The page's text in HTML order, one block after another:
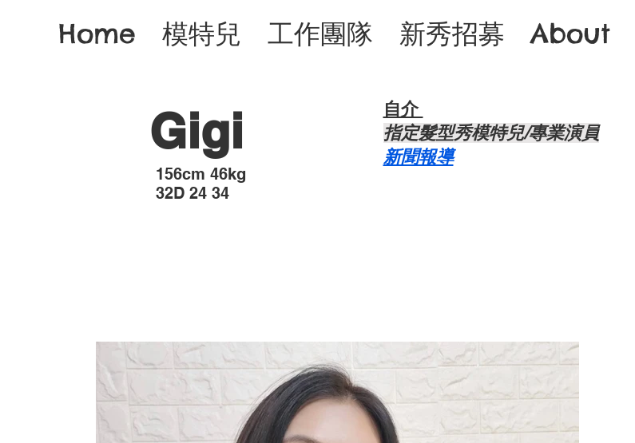
Home 模特兒 工作團隊 新秀招募 About
Gigi
​156cm 46kg
32D 24 34
自介 ​
​指定髮型秀模特兒/專業演員
​新聞報導